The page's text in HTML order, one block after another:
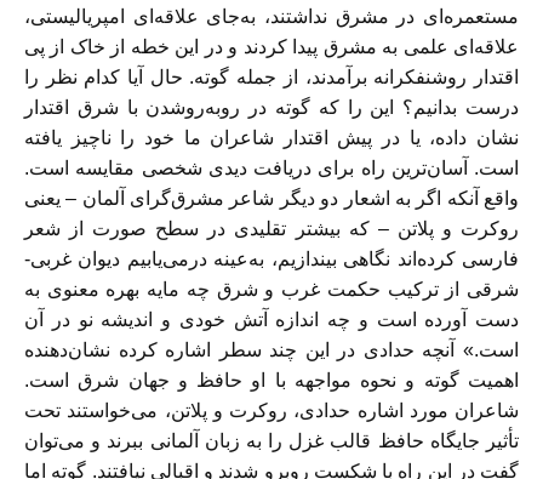
مستعمره‌ای در مشرق نداشتند، به‌جای علاقه‌ای امپریالیستی،
علاقه‌ای علمی به مشرق پیدا کردند و در این خطه از خاک از پی
اقتدار روشنفکرانه برآمدند، از جمله گوته. حال آیا کدام نظر را
درست بدانیم؟ این را که گوته در روبه‌روشدن با شرق اقتدار
نشان داده، یا در پیش اقتدار شاعران ما خود را ناچیز یافته
است. آسان‌ترین راه برای دریافت دیدی شخصی مقایسه است.
واقع آنکه اگر به اشعار دو دیگر شاعر مشرق‌گرای آلمان – یعنی
روکرت و پلاتن – که بیشتر تقلیدی در سطح صورت از شعر
فارسی کرده‌اند نگاهی بیندازیم، به‌عینه درمی‌یابیم دیوان غربی-
شرقی از ترکیب حکمت غرب و شرق چه مایه بهره معنوی به
دست آورده است و چه اندازه آتش خودی و اندیشه نو در آن
است.» آنچه حدادی در این چند سطر اشاره کرده نشان‌دهنده
اهمیت گوته و نحوه مواجهه با او حافظ و جهان شرق است.
شاعران مورد اشاره حدادی، روکرت و پلاتن، می‌خواستند تحت‌
تأثیر جایگاه حافظ قالب غزل را به زبان آلمانی ببرند و می‌توان
گفت در این راه با شکست روبرو شدند و اقبالی نیافتند. گوته اما